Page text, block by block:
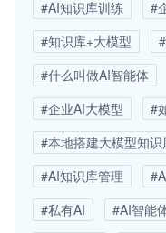
#AI知识库训练
#
#知识库+大模型
#什么叫做AI智能体
#企业AI大模型
#
#本地搭建大模型知识
#AI知识库管理
#私有AI
#AI智能